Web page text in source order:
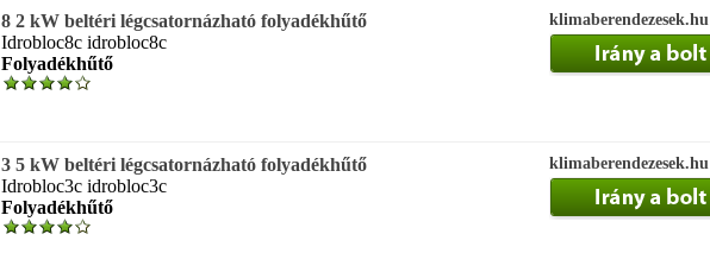
8 2 kW beltéri légcsatornázható folyadékhűtő
Idrobloc8c idrobloc8c
Folyadékhűtő
klimaberendezesek.hu
3 5 kW beltéri légcsatornázható folyadékhűtő
Idrobloc3c idrobloc3c
Folyadékhűtő
klimaberendezesek.hu